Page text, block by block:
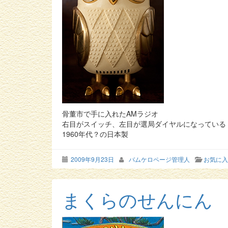
骨董市で手に入れたAMラジオ
右目がスイッチ、左目が選局ダイヤルになっている
1960年代？の日本製
2009年9月23日 バムケロページ管理人 お気に
まくらのせんにん